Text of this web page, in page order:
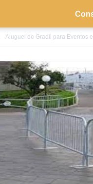
Aluguel de Gradil para Eventos